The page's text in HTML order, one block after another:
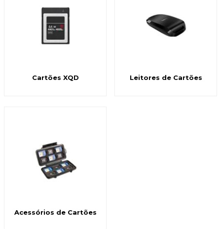
Cartões XQD Leitores de Cartões
Acessórios de Cartões